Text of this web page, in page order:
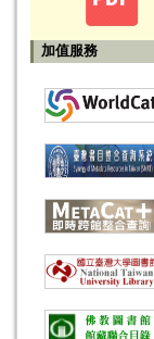
加值服務